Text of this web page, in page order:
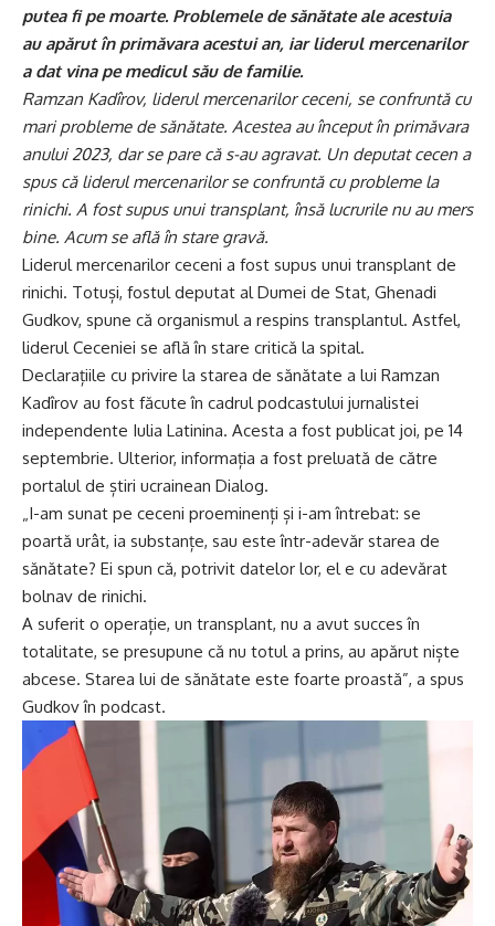
putea fi pe moarte. Problemele de sănătate ale acestuia
au apărut în primăvara acestui an, iar liderul mercenarilor
a dat vina pe medicul său de familie.
Ramzan Kadîrov, liderul mercenarilor ceceni, se confruntă cu
mari probleme de sănătate. Acestea au început în primăvara
anului 2023, dar se pare că s-au agravat. Un deputat cecen a
spus că liderul mercenarilor se confruntă cu probleme la
rinichi. A fost supus unui transplant, însă lucrurile nu au mers
bine. Acum se află în stare gravă.
Liderul mercenarilor ceceni a fost supus unui transplant de
rinichi. Totuși, fostul deputat al Dumei de Stat, Ghenadi
Gudkov, spune că organismul a respins transplantul. Astfel,
liderul Ceceniei se află în stare critică la spital.
Declarațiile cu privire la starea de sănătate a lui Ramzan
Kadîrov au fost făcute în cadrul podcastului jurnalistei
independente Iulia Latinina. Acesta a fost publicat joi, pe 14
septembrie. Ulterior, informația a fost preluată de către
portalul de știri ucrainean Dialog.
„I-am sunat pe ceceni proeminenți și i-am întrebat: se
poartă urât, ia substanțe, sau este într-adevăr starea de
sănătate? Ei spun că, potrivit datelor lor, el e cu adevărat
bolnav de rinichi.
A suferit o operație, un transplant, nu a avut succes în
totalitate, se presupune că nu totul a prins, au apărut niște
abcese. Starea lui de sănătate este foarte proastă”, a spus
Gudkov în podcast.